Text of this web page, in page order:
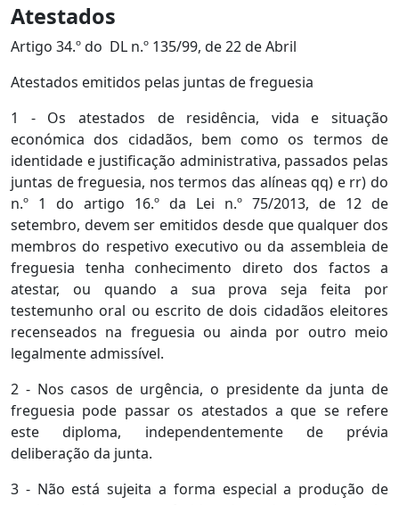
Atestados
Artigo 34.º do DL n.º 135/99, de 22 de Abril
Atestados emitidos pelas juntas de freguesia
1 - Os atestados de residência, vida e situação
económica dos cidadãos, bem como os termos de
identidade e justificação administrativa, passados pelas
juntas de freguesia, nos termos das alíneas qq) e rr) do
n.º 1 do artigo 16.º da Lei n.º 75/2013, de 12 de
setembro, devem ser emitidos desde que qualquer dos
membros do respetivo executivo ou da assembleia de
freguesia tenha conhecimento direto dos factos a
atestar, ou quando a sua prova seja feita por
testemunho oral ou escrito de dois cidadãos eleitores
recenseados na freguesia ou ainda por outro meio
legalmente admissível.
2 - Nos casos de urgência, o presidente da junta de
freguesia pode passar os atestados a que se refere
este diploma, independentemente de prévia
deliberação da junta.
3 - Não está sujeita a forma especial a produção de